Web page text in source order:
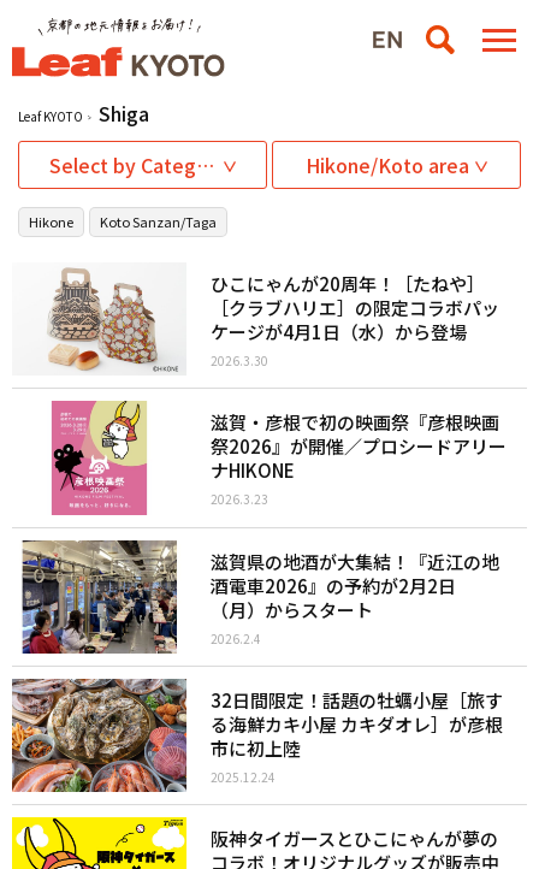
Leaf KYOTO
Shiga
Select by Category
Hikone/Koto area
Hikone Koto Sanzan/Taga
ひこにゃんが20周年！［たねや］
［クラブハリエ］の限定コラボパッ
ケージが4月1日（水）から登場
2026.3.30
滋賀・彦根で初の映画祭『彦根映画
祭2026』が開催／プロシードアリー
ナHIKONE
2026.3.23
滋賀県の地酒が大集結！『近江の地
酒電車2026』の予約が2月2日
（月）からスタート
2026.2.4
32日間限定！話題の牡蠣小屋［旅す
る海鮮カキ小屋 カキダオレ］が彦根
市に初上陸
2025.12.24
阪神タイガースとひこにゃんが夢の
コラボ！オリジナルグッズが販売中